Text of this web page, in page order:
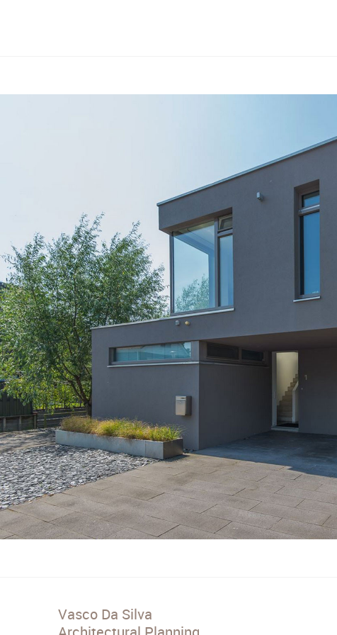
Vasco Da Silva